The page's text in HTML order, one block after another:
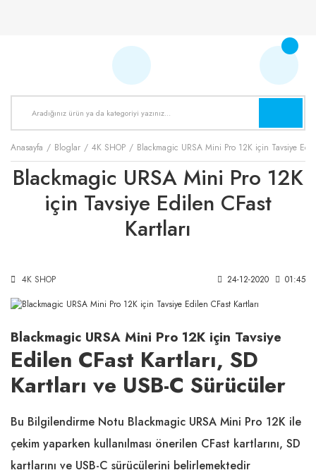
Anasayfa Bloglar 4K SHOP Blackmagic URSA Mini Pro 12K için Tavsiye
Blackmagic URSA Mini Pro 12K
için Tavsiye Edilen CFast
Kartları
4K SHOP 24-12-2020 01:45
Blackmagic URSA Mini Pro 12K için Tavsiye
Edilen CFast Kartları, SD
Kartları ve USB-C Sürücüler
Bu Bilgilendirme Notu Blackmagic URSA Mini Pro 12K ile
çekim yaparken kullanılması önerilen CFast kartlarını, SD
kartlarını ve USB-C sürücülerini belirlemektedir